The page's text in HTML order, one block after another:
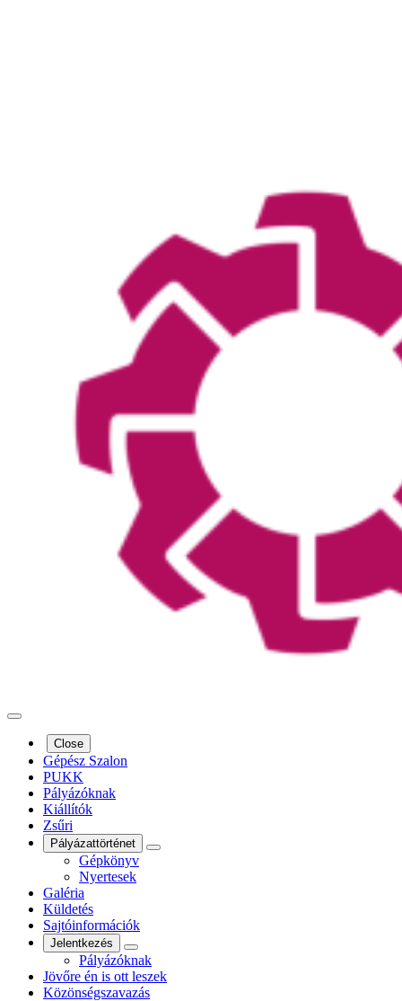
Close
Gépész Szalon
PUKK
Pályázóknak
Kiállítók
Zsűri
Pályázattörténet
Gépkönyv
Nyertesek
Galéria
Küldetés
Sajtóinformációk
Jelentkezés
Pályázóknak
Jövőre én is ott leszek
Közönségszavazás